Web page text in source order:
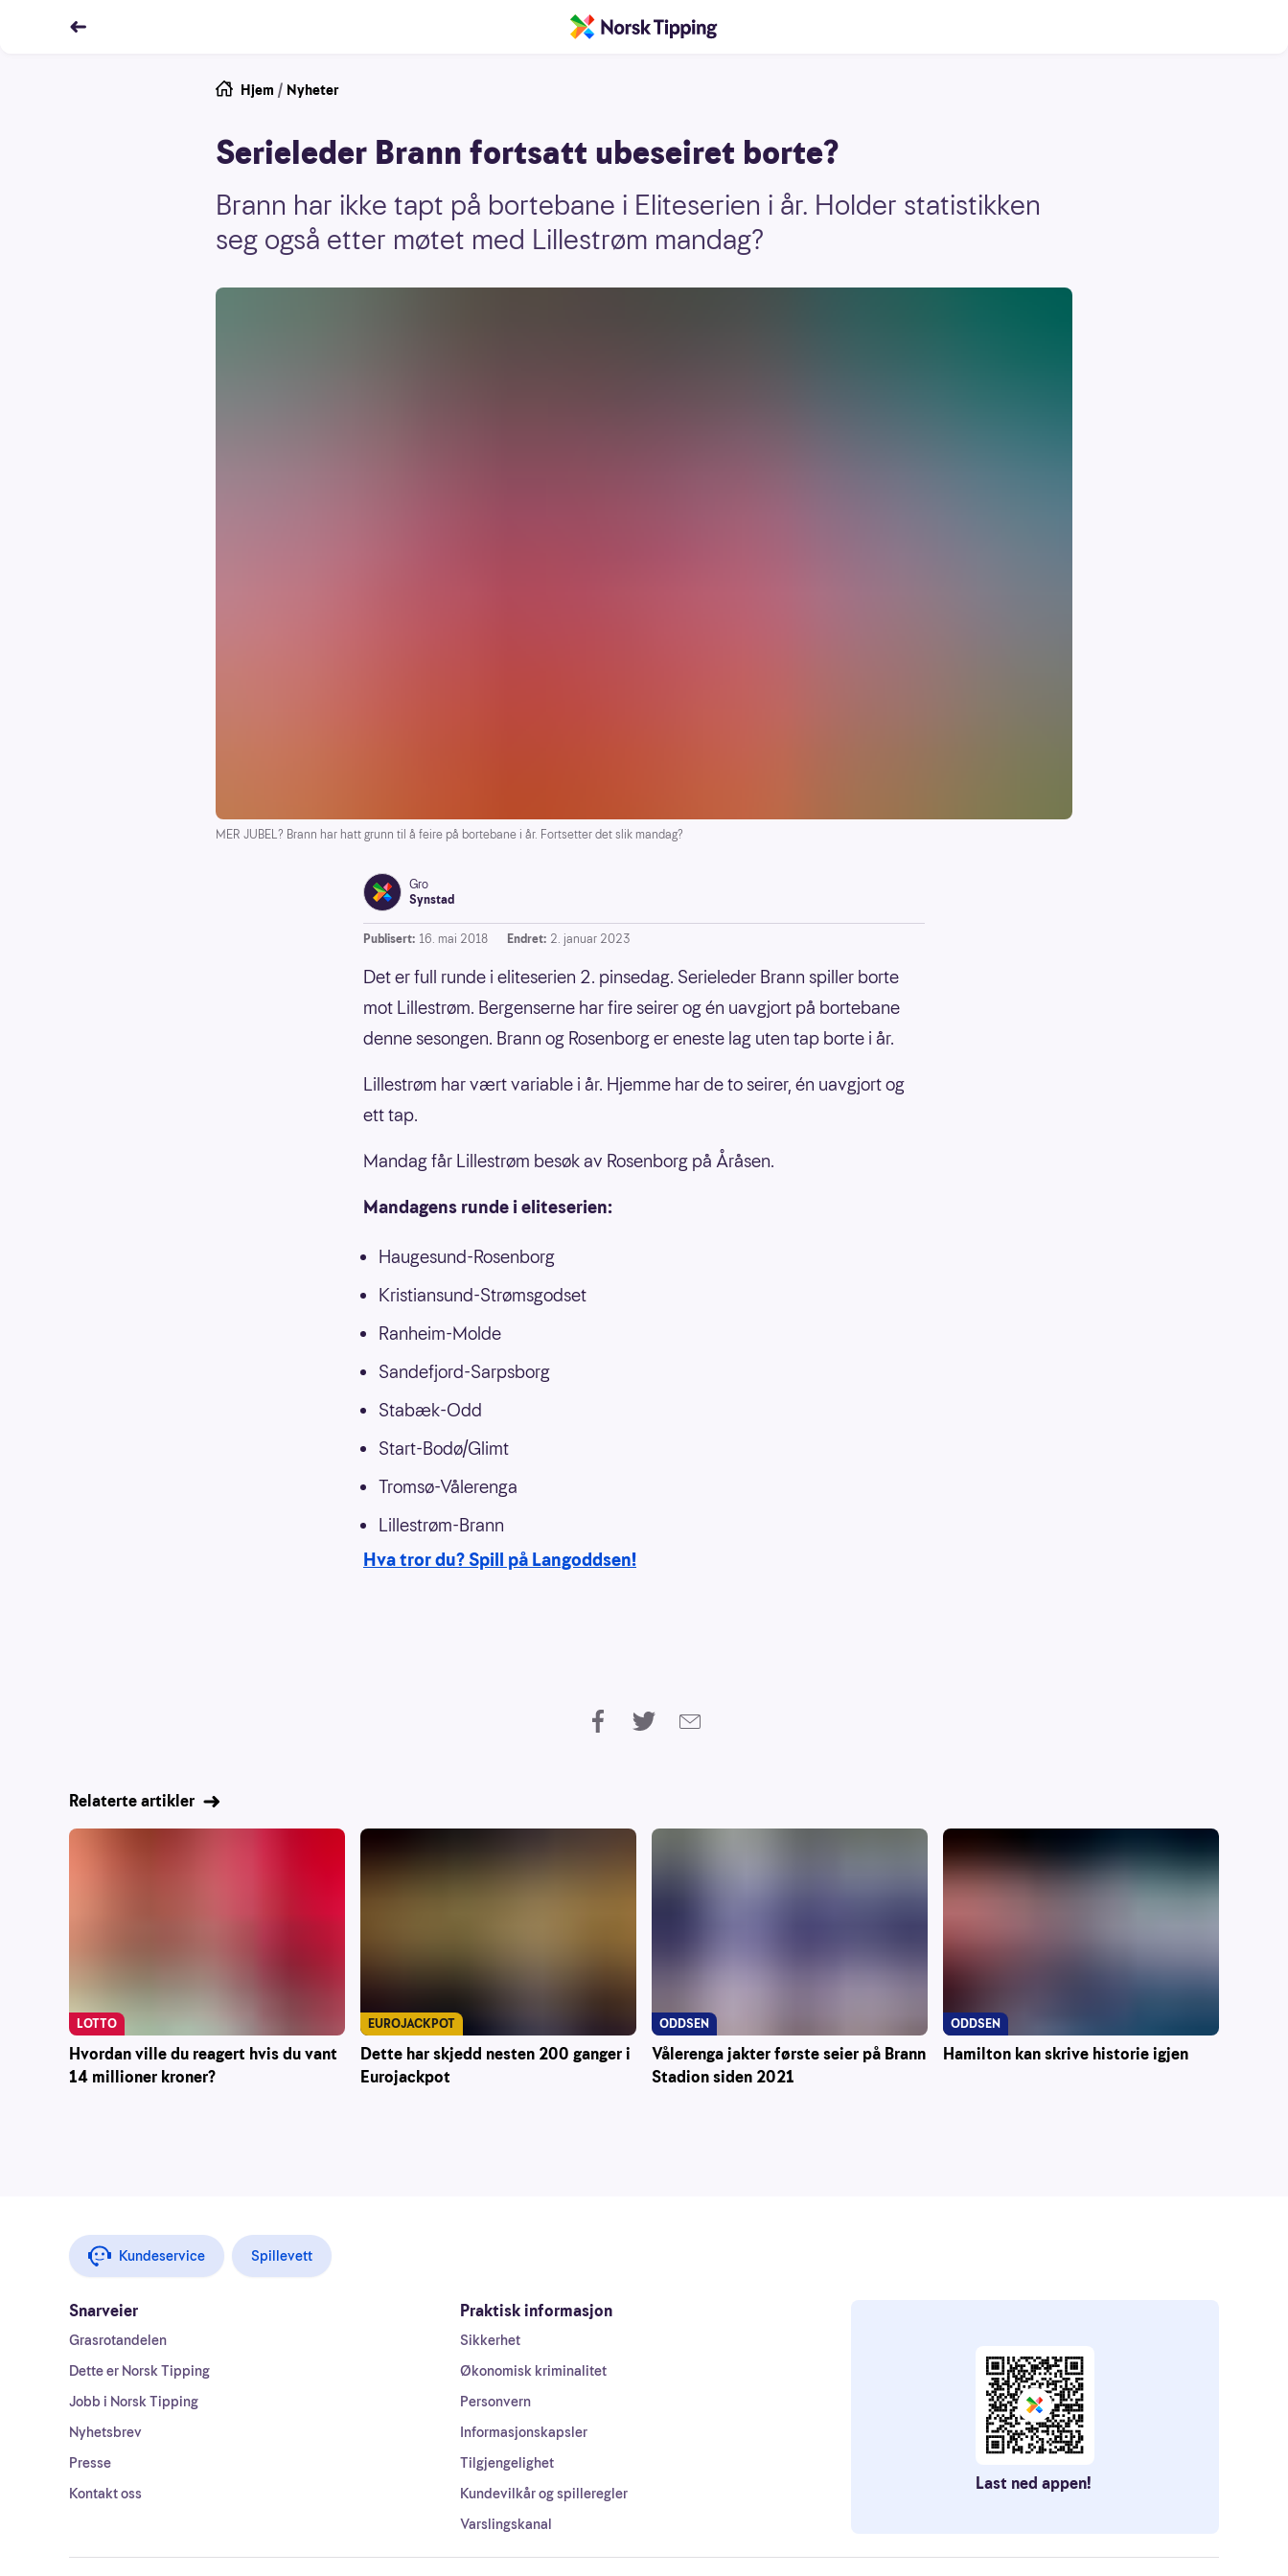
Hjem / Nyheter
Serieleder Brann fortsatt ubeseiret borte?
Brann har ikke tapt på bortebane i Eliteserien i år. Holder statistikken
seg også etter møtet med Lillestrøm mandag?
MER JUBEL? Brann har hatt grunn til å feire på bortebane i år. Fortsetter det slik mandag?
Gro
Synstad
Publisert: 16. mai 2018 Endret: 2. januar 2023
Det er full runde i eliteserien 2. pinsedag. Serieleder Brann spiller borte
mot Lillestrøm. Bergenserne har fire seirer og én uavgjort på bortebane
denne sesongen. Brann og Rosenborg er eneste lag uten tap borte i år.
Lillestrøm har vært variable i år. Hjemme har de to seirer, én uavgjort og
ett tap.
Mandag får Lillestrøm besøk av Rosenborg på Åråsen.
Mandagens runde i eliteserien:
Haugesund-Rosenborg
Kristiansund-Strømsgodset
Ranheim-Molde
Sandefjord-Sarpsborg
Stabæk-Odd
Start-Bodø/Glimt
Tromsø-Vålerenga
Lillestrøm-Brann
Hva tror du? Spill på Langoddsen!
Relaterte artikler
Hvordan ville du reagert hvis du vant
14 millioner kroner?
LOTTO
Dette har skjedd nesten 200 ganger i
Eurojackpot
EUROJACKPOT
Vålerenga jakter første seier på Brann
Stadion siden 2021
ODDSEN
Hamilton kan skrive historie igjen
ODDSEN
Kundeservice Spillevett
Snarveier
Grasrotandelen
Dette er Norsk Tipping
Jobb i Norsk Tipping
Nyhetsbrev
Presse
Kontakt oss
Praktisk informasjon
Sikkerhet
Økonomisk kriminalitet
Personvern
Informasjonskapsler
Tilgjengelighet
Kundevilkår og spilleregler
Varslingskanal
Last ned appen!